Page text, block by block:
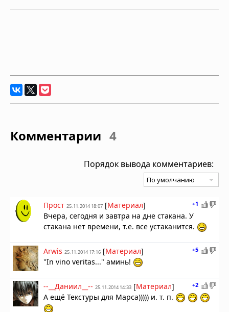
Комментарии 4
Порядок вывода комментариев:
+1
Прост 25.11.2014 18:07 [Материал]
Вчера, сегодня и завтра на дне стакана. У
стакана нет времени, т.е. все устаканится.
+5
Arwis 25.11.2014 17:16 [Материал]
"In vino veritas..." аминь!
+2
--__Даниил__-- 25.11.2014 14:33 [Материал]
А ещё Текстуры для Марса))))) и. т. п.